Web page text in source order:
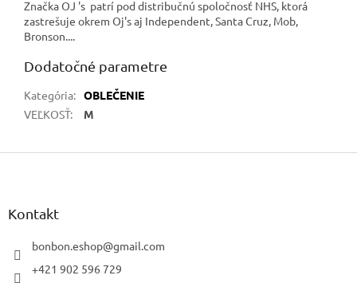
Značka OJ 's patrí pod distribučnú spoločnosť NHS, ktorá
zastrešuje okrem Oj's aj Independent, Santa Cruz, Mob,
Bronson....
Dodatočné parametre
Kategória: OBLEČENIE
VEĽKOSŤ: M
Z
Kontakt
bonbon.eshop@gmail.com
+421 902 596 729